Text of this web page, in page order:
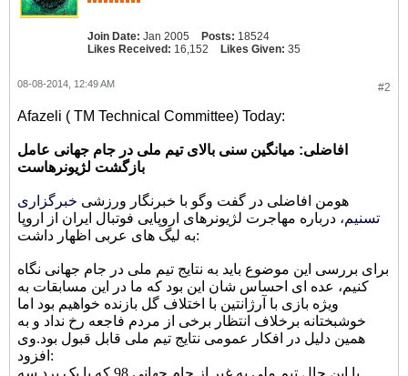
Join Date: Jan 2005 Posts: 18524
Likes Received: 16,152 Likes Given: 35
#2
08-08-2014, 12:49 AM
Afazeli ( TM Technical Committee) Today:
افاضلی: میانگین سنی بالای تیم ملی در جام جهانی عامل
بازگشت لژیونرهاست
هومن افاضلی در گفت وگو با خبرنگار ورزشی خبرگزاری
تسنیم، درباره مهاجرت لژیونرهای اروپایی فوتبال ایران از اروپا
به لیگ های عربی اظهار داشت:
برای بررسی این موضوع باید به نتایج تیم ملی در جام جهانی نگاه
کنیم، عده ای احساس شان این بود که ما در این مسابقات به
ویژه بازی با آرژانتین با اختلاف گل بازنده خواهیم بود اما
خوشبختانه برخلاف انتظار برخی از مردم فاجعه رخ نداد و به
همین دلیل در افکار عمومی نتایج تیم ملی قابل قبول بود.وی
افزود:
با این حال تیم ملی به غیر از جام جهانی 98 که با یک برد سه